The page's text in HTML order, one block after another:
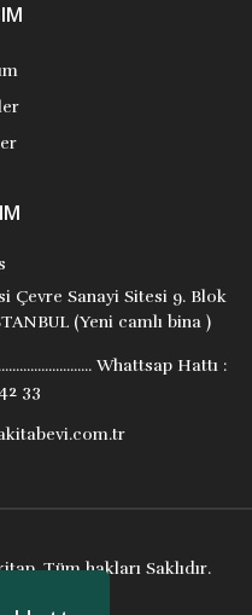
Çevre Sanayi Sitesi 9. Blok
(Yeni camlı bina )
Whattsap Hattı :
33
Tüm hakları Saklıdır.